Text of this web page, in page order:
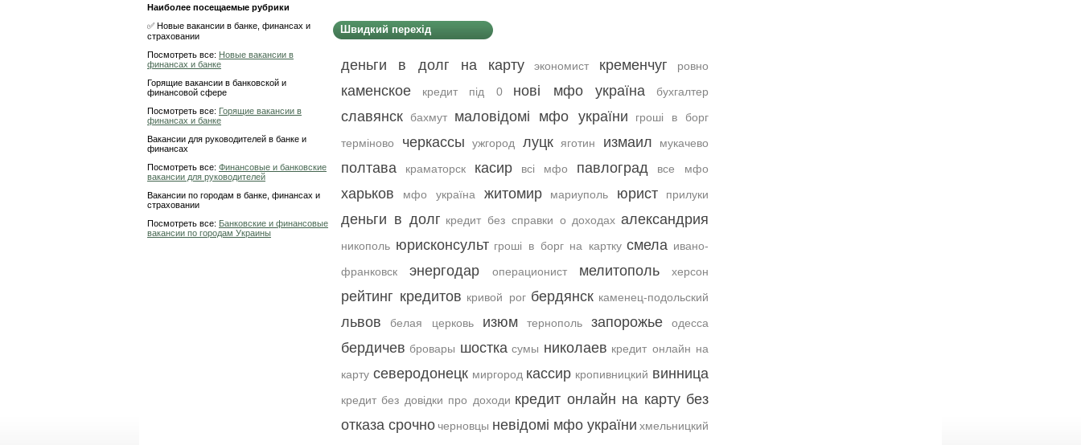
Наиболее посещаемые рубрики
✅ Новые вакансии в банке, финансах и
страховании
Посмотреть все: Новые вакансии в
финансах и банке
Горящие вакансии в банковской и
финансовой сфере
Посмотреть все: Горящие вакансии в
финансах и банке
Вакансии для руководителей в банке и
финансах
Посмотреть все: Финансовые и банковские
вакансии для руководителей
Вакансии по городам в банке, финансах и
страховании
Посмотреть все: Банковские и финансовые
вакансии по городам Украины
Швидкий перехід
деньги в долг на карту экономист кременчуг ровно
каменское кредит під 0 нові мфо україна бухгалтер
славянск бахмут маловідомі мфо україни
гроші в борг
терміново
черкассы ужгород луцк яготин измаил мукачево
полтава краматорск касир всі мфо павлоград все мфо
харьков мфо україна житомир мариуполь юрист прилуки
деньги в долг кредит без справки о доходах александрия
никополь юрисконсульт гроші в борг на картку смела ивано-
франковск
энергодар операционист мелитополь херсон
рейтинг кредитов кривой рог бердянск каменец-подольский
львов белая церковь изюм тернополь запорожье одесса
бердичев бровары шостка сумы николаев кредит онлайн на
карту северодонецк миргород кассир кропивницкий винница
кредит без довідки про доходи кредит онлайн на карту без
отказа срочно черновцы невідомі мфо україни хмельницкий